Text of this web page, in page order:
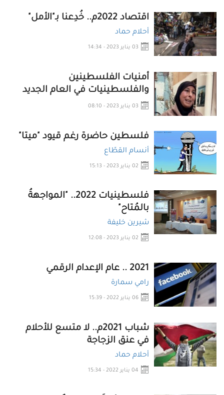
اقتصاد 2022م.. خُدِعنا بـ"الأمل"
أحلام حماد
03 يناير 2023 - 14:34
أمنيات الفلسطينين
والفلسطينيات في العام الجديد
03 يناير 2023 - 08:10
فلسطين حاضرة رغم قيود "ميتا"
أنسام القطّاع
02 يناير 2023 - 15:13
فلسطينيات 2022.. "المواجهةُ
بالمُتاح"
شيرين خليفة
02 يناير 2023 - 12:08
2021 .. عام الإعدام الرقمي
رامي سمارة
06 يناير 2022 - 15:39
شباب 2021م.. لا متسع للأحلام
في عنق الزجاجة
أحلام حماد
04 يناير 2022 - 15:34